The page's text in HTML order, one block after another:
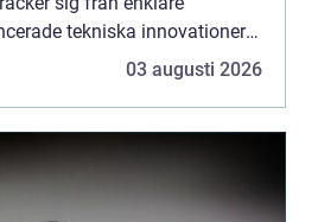
tekniska innovationer
03 augusti 2026